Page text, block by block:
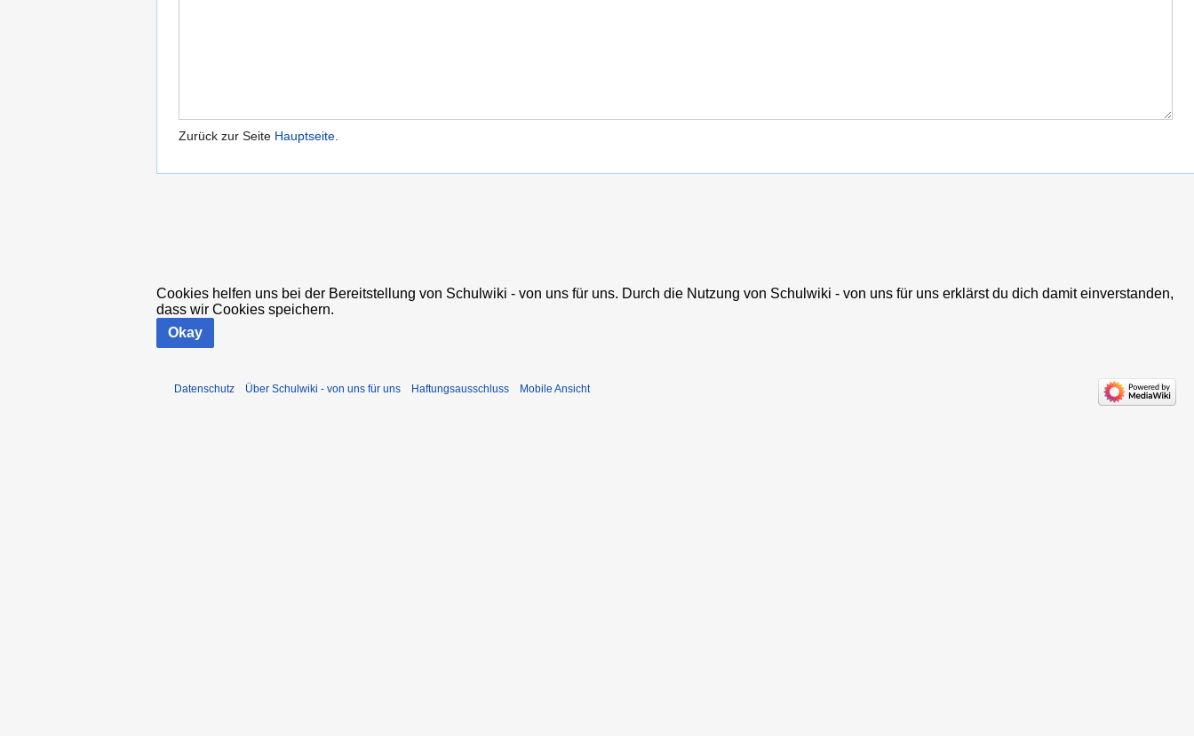
Zurück zur Seite Hauptseite.
Cookies helfen uns bei der Bereitstellung von Schulwiki - von uns für uns. Durch die Nutzung von Schulwiki - von uns für uns erklärst du dich damit einverstanden,
dass wir Cookies speichern.
Okay
Datenschutz Über Schulwiki - von uns für uns Haftungsausschluss Mobile Ansicht